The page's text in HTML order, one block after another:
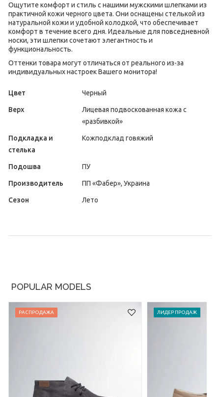
Ощутите комфорт и стиль с нашими мужскими шлепками из
практичной кожи черного цвета. Они оснащены стелькой из
натуральной кожи и удобной колодкой, что обеспечивает
комфорт в течение всего дня. Идеальные для повседневной
носки, эти шлепки сочетают элегантность и
функциональность.
Оттенки товара могут отличаться от реального из-за
индивидуальных настроек Вашего монитора!
Цвет Черный
Верх
Лицевая подвоскованная кожа с
«разбивкой»
Подкладка и
стелька
Кожподклад говяжий
Подошва ПУ
Производитель ПП «Фабер», Украина
Сезон Лето
POPULAR MODELS
РАСПРОДАЖА ЛИДЕР ПРОДАЖ